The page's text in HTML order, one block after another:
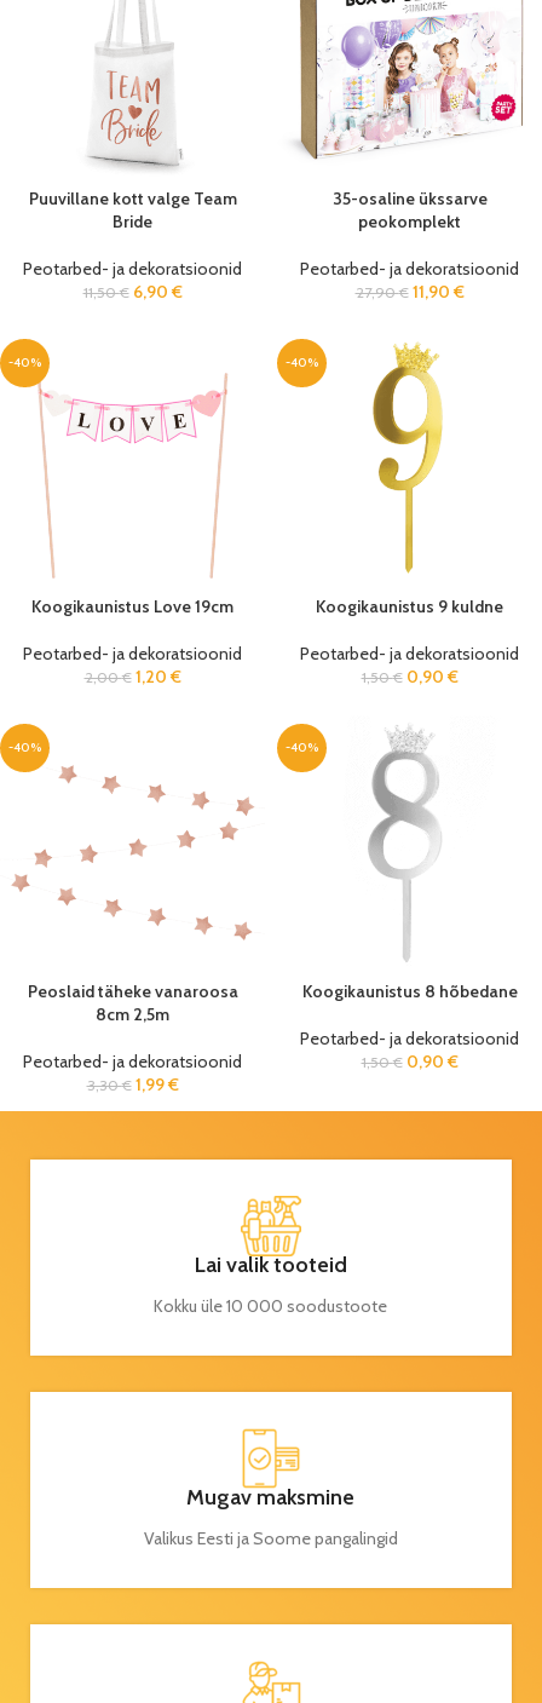
Puuvillane kott valge Team
Bride
Peotarbed- ja dekoratsioonid
11,50€ 6,90 €
35-osaline ükssarve
peokomplekt
Peotarbed- ja dekoratsioonid
27,90€ 11,90 €
-40%
Koogikaunistus Love 19cm
Peotarbed- ja dekoratsioonid
2,00€ 1,20 €
-40%
Koogikaunistus 9 kuldne
Peotarbed- ja dekoratsioonid
1,50€ 0,90 €
-40%
Peoslaid täheke vanaroosa
8cm 2,5m
Peotarbed- ja dekoratsioonid
3,30€ 1,99€
-40%
Koogikaunistus 8 hõbedane
Peotarbed- ja dekoratsioonid
1,50€ 0,90 €
Lai valik tooteid
Kokku üle 10 000 soodustoote
Mugav maksmine
Valikus Eesti ja Soome pangalingid